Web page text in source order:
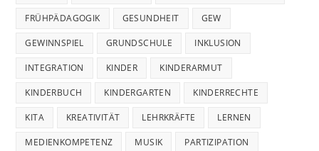
FRÜHPÄDAGOGIK GESUNDHEIT GEW
GEWINNSPIEL GRUNDSCHULE INKLUSION
INTEGRATION KINDER KINDERARMUT
KINDERBUCH KINDERGARTEN KINDERRECHTE
KITA KREATIVITÄT LEHRKRÄFTE LERNEN
MEDIENKOMPETENZ MUSIK PARTIZIPATION